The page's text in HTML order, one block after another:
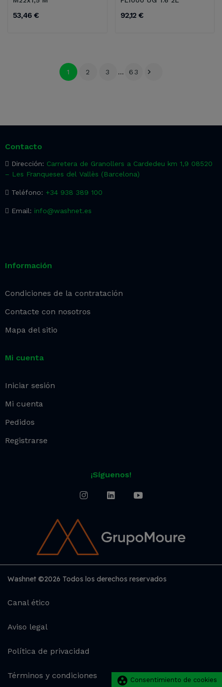
53,46 € 92,12 €
1 2 3 … 63 
Contacto
Dirección: Carretera de Granollers a Cardedeu km 1,9 08520
– Les Franqueses del Vallès (Barcelona)
Teléfono: +34 938 389 100
Email: info@washnet.es
Información
Condiciones de la contratación
Contacte con nosotros
Mapa del sitio
Mi cuenta
Iniciar sesión
Mi cuenta
Pedidos
Registrarse
¡Síguenos!
Washnet ©2026 Todos los derechos reservados
Canal ético
Aviso legal
Política de privacidad
Términos y condiciones group_work Consentimiento de cookies